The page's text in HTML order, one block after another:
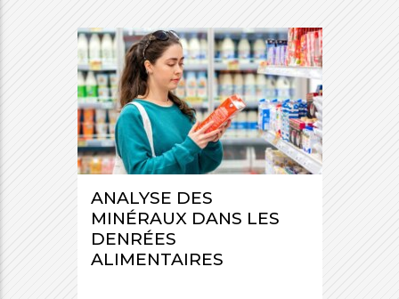
ANALYSE DES
MINÉRAUX DANS LES
DENRÉES
ALIMENTAIRES